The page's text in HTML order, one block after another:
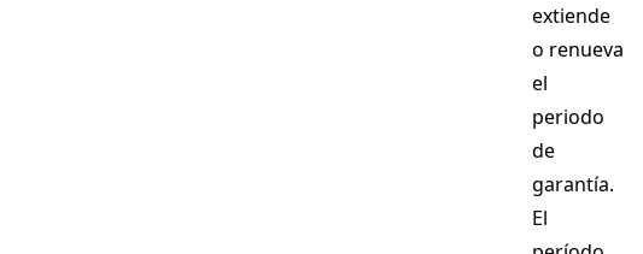
extiende
o renueva
el
periodo
de
garantía.
El